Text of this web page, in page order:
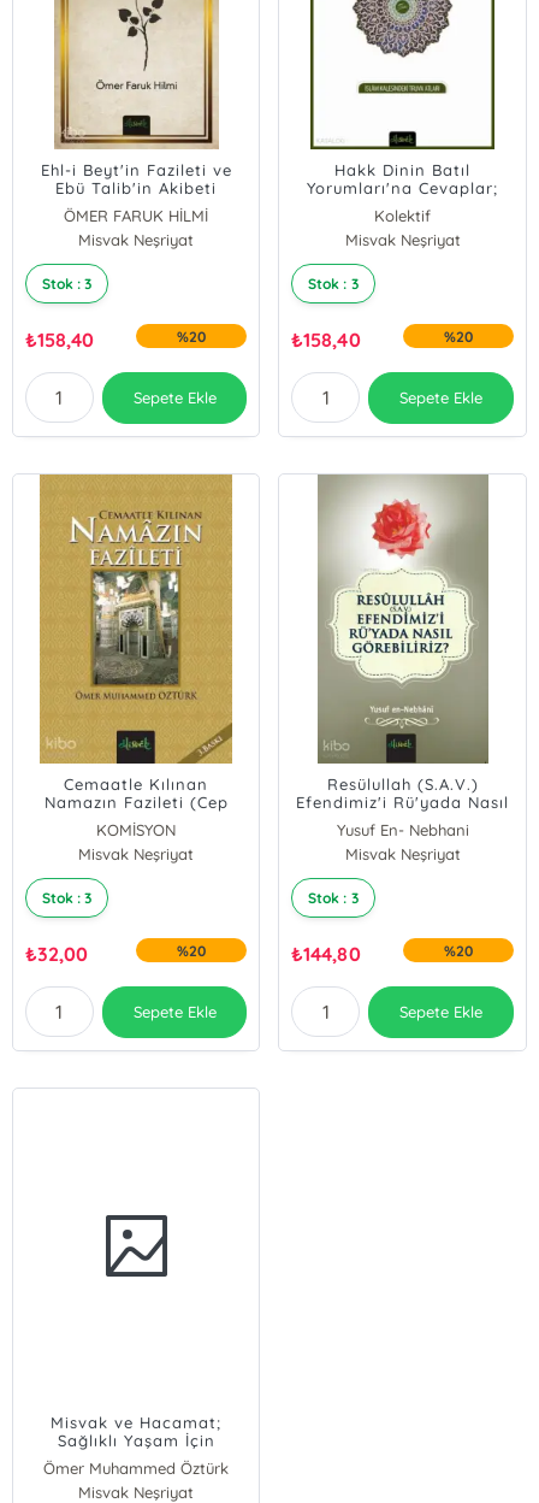
Ehl-i Beyt'in Fazileti ve
Ebü Talib'in Akibeti
ÖMER FARUK HİLMİ
Misvak Neşriyat
Stok : 3
₺158,40 %20
Sepete Ekle
Hakk Dinin Batıl
Yorumları'na Cevaplar;
İslam Kalesindeki Truva
Atları
Kolektif
Misvak Neşriyat
Stok : 3
₺158,40 %20
Sepete Ekle
Cemaatle Kılınan
Namazın Fazileti (Cep
Boy)
KOMİSYON
Misvak Neşriyat
Stok : 3
₺32,00 %20
Sepete Ekle
Resülullah (S.A.V.)
Efendimiz'i Rü'yada Nasıl
Görebiliriz?
Yusuf En- Nebhani
Misvak Neşriyat
Stok : 3
₺144,80 %20
Sepete Ekle
Misvak ve Hacamat;
Sağlıklı Yaşam İçin
Vazgeçilmeyecek İki
Sünnet Vazgeçilmeyecek
İki Sünnet (Cep Boy)
Ömer Muhammed Öztürk
Misvak Neşriyat